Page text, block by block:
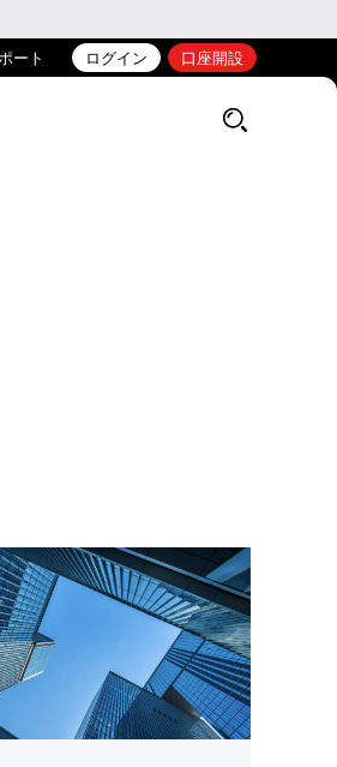
ート ログイン 口座開設